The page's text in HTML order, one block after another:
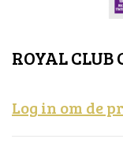
ROYAL CLUB
Log in om de